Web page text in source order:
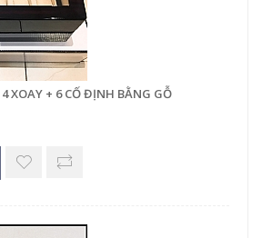
XOAY + 6 CỐ ĐỊNH BẰNG GỖ